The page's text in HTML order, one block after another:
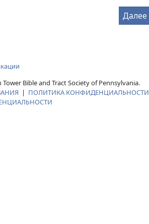
Далее
Bible and Tract Society of Pennsylvania.
| ПОЛИТИКА КОНФИДЕНЦИАЛЬНОСТИ